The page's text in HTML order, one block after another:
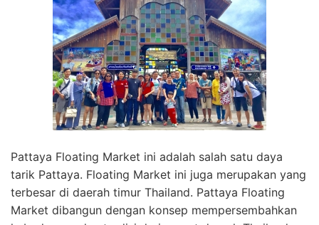
Pattaya Floating Market ini adalah salah satu daya
tarik Pattaya. Floating Market ini juga merupakan yang
terbesar di daerah timur Thailand. Pattaya Floating
Market dibangun dengan konsep mempersembahkan